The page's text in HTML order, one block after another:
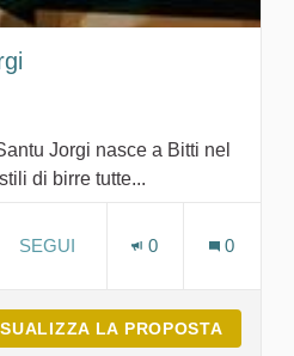
Jorgi nasce a Bitti nel
di birre tutte...
24 SOSTENITORI
SEGUI
0 0
LA PROPOSTA